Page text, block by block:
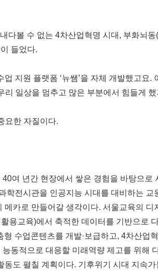
다볼 수 없는 4차산업혁명 시대, 부화뇌동
들었다.
지원 플랫폼 ‘뉴쌤’을 자체 개발했고요.
일상을 멈추고 많은 부분에서 힘들게 했
요한 자질이다.
40여 년간 현장에서 쌓은 경험을 바탕으로
학전시관을 인공지능 시대를 대비하는 교
메카로 만들어갈 생각이다. 서울교육의 디
용교육)에서 축적한 데이터를 기반으로
형 수업콘텐츠를 개발·보급하고, 4차산업
능동적으로 대응할 미래역량 제고를 위해
동도 펼칠 계획이다. 기후위기 시대 지속가